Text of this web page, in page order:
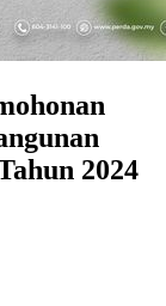
2024